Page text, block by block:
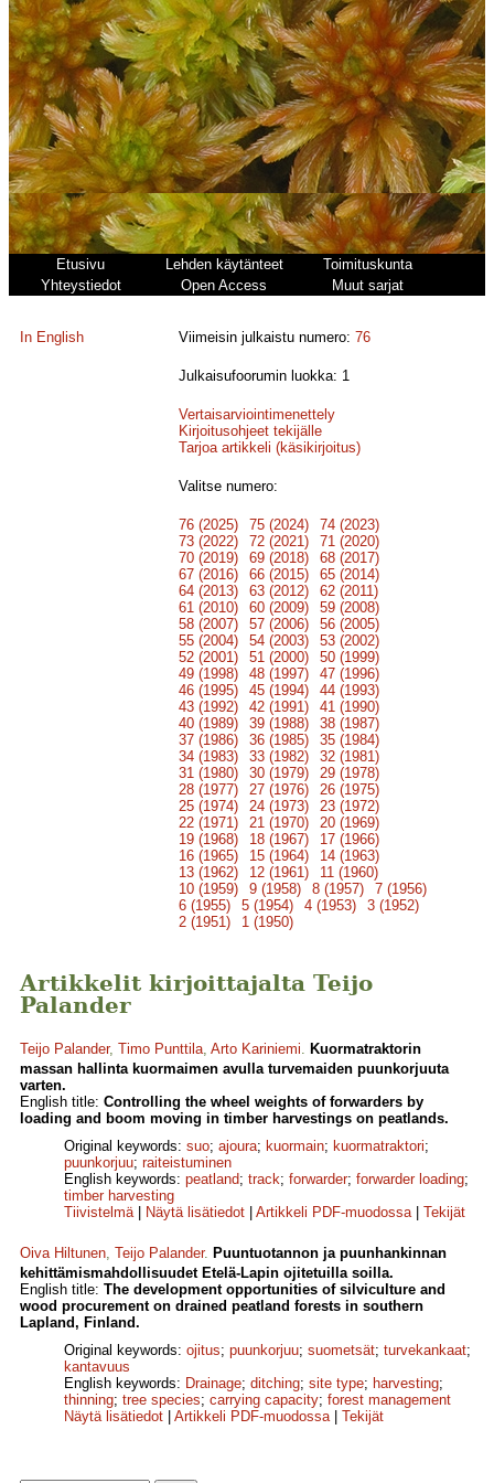
Etusivu Lehden käytänteet
Toimituskunta
Yhteystiedot
Open Access Muut sarjat
In English Viimeisin julkaistu numero:76
Julkaisufoorumin luokka: 1
Vertaisarviointimenettely
Kirjoitusohjeet tekijälle
Tarjoa artikkeli (käsikirjoitus)
Valitse numero:
76 (2025) 75 (2024)
74 (2023)
73 (2022)
72 (2021)
71 (2020)
70 (2019)
69 (2018)
68 (2017)
67 (2016)
66 (2015)
65 (2014)
64 (2013)
63 (2012)
62 (2011)
61 (2010)
60 (2009)
59 (2008)
58 (2007)
57 (2006)
56 (2005)
55 (2004)
54 (2003)
53 (2002)
52 (2001)
51 (2000)
50 (1999)
49 (1998)
48 (1997)
47 (1996)
46 (1995)
45 (1994)
44 (1993)
43 (1992)
42 (1991)
41 (1990)
40 (1989)
39 (1988)
38 (1987)
37 (1986)
36 (1985)
35 (1984)
34 (1983)
33 (1982)
32 (1981)
31 (1980)
30 (1979)
29 (1978)
28 (1977)
27 (1976)
26 (1975)
25 (1974)
24 (1973)
23 (1972)
22 (1971)
21 (1970)
20 (1969)
19 (1968)
18 (1967)
17 (1966)
16 (1965)
15 (1964)
14 (1963)
13 (1962)
12 (1961)
11 (1960)
10 (1959)
9 (1958) 8 (1957)
7 (1956)
6 (1955)
5 (1954) 4 (1953)
3 (1952)
2 (1951)
1 (1950)
Artikkelit kirjoittajalta Teijo
Palander
Teijo Palander, Timo Punttila, Arto Kariniemi. Kuormatraktorin
massan hallinta kuormaimen avulla turvemaiden puunkorjuuta
varten.
English title: Controlling the wheel weights of forwarders by
loading and boom moving in timber harvestings on peatlands.
Original keywords: suo; ajoura; kuormain; kuormatraktori;
puunkorjuu; raiteistuminen
English keywords: peatland; track; forwarder; forwarder loading;
timber harvesting
Tiivistelmä| Näytä lisätiedot Artikkeli PDF-muodossa| Tekijät
Oiva Hiltunen, Teijo Palander. Puuntuotannon ja puunhankinnan
kehittämismahdollisuudet Etelä-Lapin ojitetuilla soilla.
English title: The development opportunities of silviculture and
wood procurement on drained peatland forests in southern
Lapland, Finland.
Original keywords: ojitus; puunkorjuu; suometsät; turvekankaat;
kantavuus
English keywords: Drainage; ditching; site type; harvesting;
thinning; tree species; carrying capacity; forest management
Näytä lisätiedot
Artikkeli PDF-muodossa| Tekijät